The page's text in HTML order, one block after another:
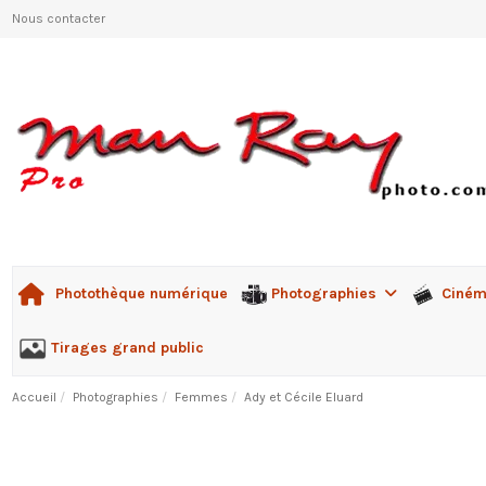
Nous contacter
Photothèque numérique Photographies
Tirages grand public
Accueil Photographies Femmes Ady et Cécile Eluard